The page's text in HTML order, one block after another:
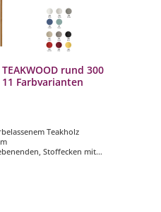
rund 300
Farbvarianten
Teakholz
Stoffecken mit